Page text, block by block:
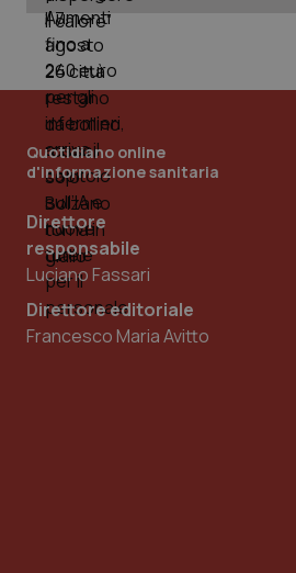
Quotidiano online
d'informazione sanitaria
Direttore
responsabile
Luciano Fassari
Direttore editoriale
Francesco Maria Avitto
PHPSESSID